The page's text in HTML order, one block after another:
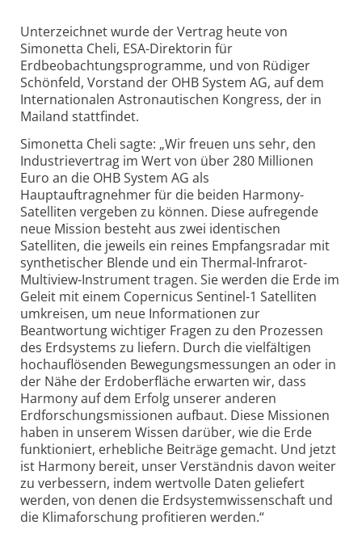
Unterzeichnet wurde der Vertrag heute von
Simonetta Cheli, ESA-Direktorin für
Erdbeobachtungsprogramme, und von Rüdiger
Schönfeld, Vorstand der OHB System AG, auf dem
Internationalen Astronautischen Kongress, der in
Mailand stattfindet.
Simonetta Cheli sagte: „Wir freuen uns sehr, den
Industrievertrag im Wert von über 280 Millionen
Euro an die OHB System AG als
Hauptauftragnehmer für die beiden Harmony-
Satelliten vergeben zu können. Diese aufregende
neue Mission besteht aus zwei identischen
Satelliten, die jeweils ein reines Empfangsradar mit
synthetischer Blende und ein Thermal-Infrarot-
Multiview-Instrument tragen. Sie werden die Erde im
Geleit mit einem Copernicus Sentinel-1 Satelliten
umkreisen, um neue Informationen zur
Beantwortung wichtiger Fragen zu den Prozessen
des Erdsystems zu liefern. Durch die vielfältigen
hochauflösenden Bewegungsmessungen an oder in
der Nähe der Erdoberfläche erwarten wir, dass
Harmony auf dem Erfolg unserer anderen
Erdforschungsmissionen aufbaut. Diese Missionen
haben in unserem Wissen darüber, wie die Erde
funktioniert, erhebliche Beiträge gemacht. Und jetzt
ist Harmony bereit, unser Verständnis davon weiter
zu verbessern, indem wertvolle Daten geliefert
werden, von denen die Erdsystemwissenschaft und
die Klimaforschung profitieren werden.“